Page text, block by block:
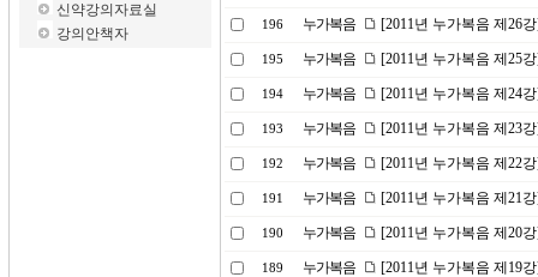
신약강의자료실
강의안책자
196 누가복음 [2011년 누가복음 제26
195 누가복음 [2011년 누가복음 제25
194 누가복음 [2011년 누가복음 제24
193 누가복음 [2011년 누가복음 제23
192 누가복음 [2011년 누가복음 제22
191 누가복음 [2011년 누가복음 제21
190 누가복음 [2011년 누가복음 제20
189 누가복음 [2011년 누가복음 제19